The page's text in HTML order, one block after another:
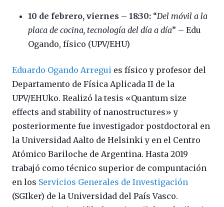
10 de febrero, viernes – 18:30: “Del móvil a la
placa de cocina, tecnología del día a día” – Edu
Ogando, físico (UPV/EHU)
Eduardo Ogando Arregui es físico y profesor del
Departamento de Física Aplicada II de la
UPV/EHUko. Realizó la tesis «Quantum size
effects and stability of nanostructures» y
posteriormente fue investigador postdoctoral en
la Universidad Aalto de Helsinki y en el Centro
Atómico Bariloche de Argentina. Hasta 2019
trabajó como técnico superior de compuntación
en los Servicios Generales de Investigación
(SGIker) de la Universidad del País Vasco.